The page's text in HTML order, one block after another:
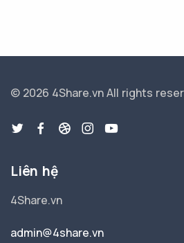
© 2026 4Share.vnAll rights
Liên hệ
4Share.vn
admin@4share.vn